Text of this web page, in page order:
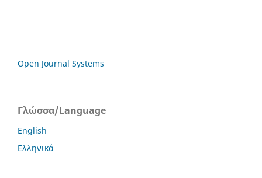
Open Journal Systems
Γλώσσα/Language
English
Ελληνικά